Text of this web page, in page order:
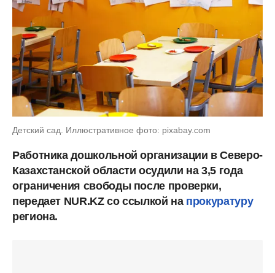
Детский сад. Иллюстративное фото: pixabay.com
Работника дошкольной организации в Северо-
Казахстанской области осудили на 3,5 года
ограничения свободы после проверки,
передает NUR.KZ со ссылкой на прокуратуру
региона.